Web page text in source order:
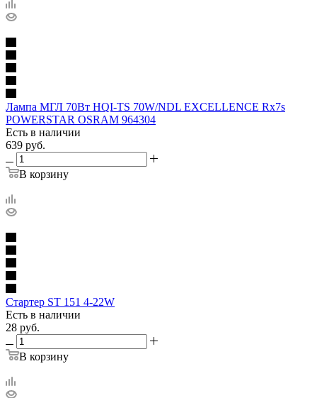
Лампа МГЛ 70Вт HQI-TS 70W/NDL EXCELLENCE Rx7s
POWERSTAR OSRAM 964304
Есть в наличии
639 руб.
В корзину
Стартер ST 151 4-22W
Есть в наличии
28 руб.
В корзину